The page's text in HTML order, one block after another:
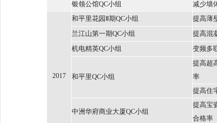
银领公馆QC小组
减少墙
2017
和平里花园Ⅱ期QC小组 提高薄
兰江山第一期QC小组 提高混
机电精英QC小组 变频多
和平里QC小组
提高超
率
提高住
中洲华府商业大厦QC小组
提高宝
合格率